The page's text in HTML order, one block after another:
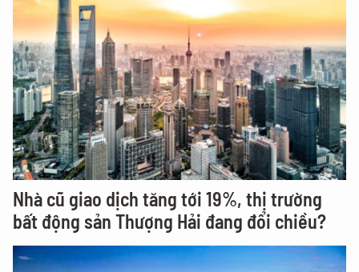
Nhà cũ giao dịch tăng tới 19%, thị trường
bất động sản Thượng Hải đang đổi chiều?